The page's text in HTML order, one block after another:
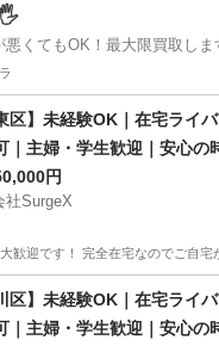
🖐️
悪くてもOK！最大限買取しま
区】未経験OK｜在宅ライ
｜主婦・学生歓迎｜安心の
円
社SurgeX
歓迎です！ 完全在宅なのでご自
他 顔出し
区】未経験OK｜在宅ライ
｜主婦・学生歓迎｜安心の